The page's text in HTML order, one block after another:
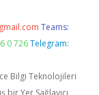
Teams:
0 726 Telegram:
Bilgi Teknolojileri
bir Yer Sağlayıcı